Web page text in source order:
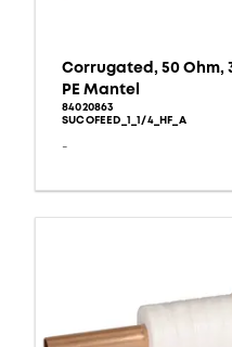
Corrugated, 50 Ohm,
PE Mantel
84020863
SUCOFEED_1_1/4_HF_A
-